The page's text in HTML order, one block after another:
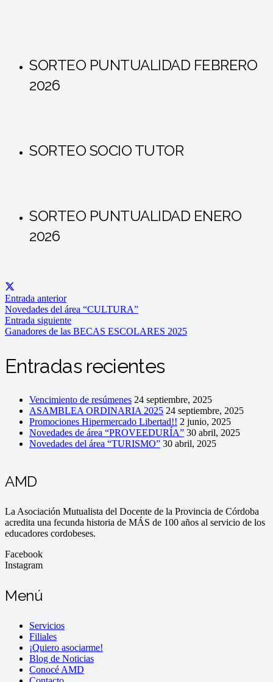
SORTEO PUNTUALIDAD FEBRERO
2026
SORTEO SOCIO TUTOR
SORTEO PUNTUALIDAD ENERO
2026
Entrada anterior
Novedades del área “CULTURA”
Entrada siguiente
Ganadores de las BECAS ESCOLARES 2025
Entradas recientes
Vencimiento de resúmenes 24 septiembre, 2025
ASAMBLEA ORDINARIA 2025 24 septiembre, 2025
Promociones Hipermercado Libertad!! 2 junio, 2025
Novedades de área “PROVEEDURÍA” 30 abril, 2025
Novedades del área “TURISMO” 30 abril, 2025
AMD
La Asociación Mutualista del Docente de la Provincia de Córdoba
acredita una fecunda historia de MÁS de 100 años al servicio de los
educadores cordobeses.
Facebook
Instagram
Menú
Servicios
Filiales
¡Quiero asociarme!
Blog de Noticias
Conocé AMD